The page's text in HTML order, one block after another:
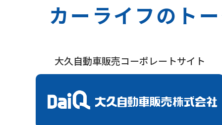
カーライフのト
大久自動車販売コーポレートサイト